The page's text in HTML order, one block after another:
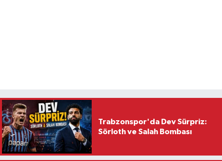
Trabzonspor'da Dev Sürpriz:
Sörloth ve Salah Bombası